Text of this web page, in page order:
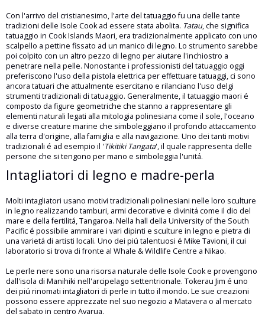
Con l'arrivo del cristianesimo, l'arte del tatuaggio fu una delle tante
tradizioni delle Isole Cook ad essere stata abolita. Tatau, che significa
tatuaggio in Cook Islands Maori, era tradizionalmente applicato con uno
scalpello a pettine fissato ad un manico di legno. Lo strumento sarebbe
poi colpito con un altro pezzo di legno per aiutare l'inchiostro a
penetrare nella pelle. Nonostante i professionisti del tatuaggio oggi
preferiscono l'uso della pistola elettrica per effettuare tatuaggi, ci sono
ancora tatuari che attualmente esercitano e rilanciano l'uso delgi
strumenti tradizionali di tatuaggio. Generalmente, il tatuaggio maori é
composto da figure geometriche che stanno a rappresentare gli
elementi naturali legati alla mitologia polinesiana come il sole, l'oceano
e diverse creature marine che simboleggiano il profondo attaccamento
alla terra d'origine, alla famiglia e alla navigazione. Uno dei tanti motivi
tradizionali é ad esempio il 'Tikitiki Tangata', il quale rappresenta delle
persone che si tengono per mano e simboleggia l'unitá.
Intagliatori di legno e madre-perla
Molti intagliatori usano motivi tradizionali polinesiani nelle loro sculture
in legno realizzando tamburi, armi decorative e divinitá come il dio del
mare e della fertilitá, Tangaroa. Nella hall della University of the South
Pacific é possibile ammirare i vari dipinti e sculture in legno e pietra di
una varietá di artisti locali. Uno dei piú talentuosi é Mike Tavioni, il cui
laboratorio si trova di fronte al Whale & Wildlife Centre a Nikao.
Le perle nere sono una risorsa naturale delle Isole Cook e provengono
dall'isola di Manihiki nell'arcipelago settentrionale. Tokerau Jim é uno
dei piú rinomati intagliatori di perle in tutto il mondo. Le sue creazioni
possono essere apprezzate nel suo negozio a Matavera o al mercato
del sabato in centro Avarua.